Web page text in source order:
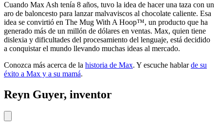
Cuando Max Ash tenía 8 años, tuvo la idea de hacer una taza con un
aro de baloncesto para lanzar malvaviscos al chocolate caliente. Esa
idea se convirtió en The Mug With A Hoop™, un producto que ha
generado más de un millón de dólares en ventas. Max, quien tiene
dislexia y dificultades del procesamiento del lenguaje, está decidido
a conquistar el mundo llevando muchas ideas al mercado.
Conozca más acerca de la historia de Max. Y escuche hablarde su
éxito a Max y a su mamá.
Reyn Guyer, inventor